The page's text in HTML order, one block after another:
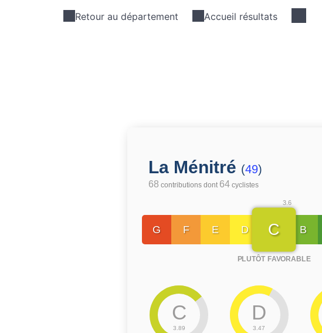
Retour au département Accueil résultats
La Ménitré (49)
68 contributions dont 64 cyclistes
G F E D
3.6
C
PLUTÔT FAVORABLE
B
C
3.89
D
3.47